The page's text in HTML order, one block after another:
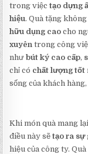
trong việctạo dựng
hiệu. Quà tặng
hữu dụng cao cho
xuyên trong công
nhưbút ký cao cấp,
chỉ có chất lượng tốt
sống của khách
Khi món quà mang lại
điều này sẽtạo ra sự
hiệu của công ty.